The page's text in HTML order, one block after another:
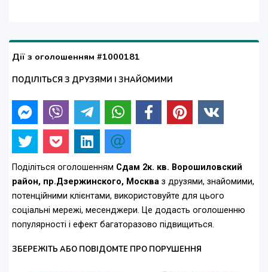
Дії з оголошенням #1000181
ПОДІЛІТЬСЯ З ДРУЗЯМИ І ЗНАЙОМИМИ
Поділіться оголошенням Сдам 2к. кв. Ворошиловский
район, пр.Дзержинского, Москва з друзями, знайомими,
потенційними клієнтами, використовуйте для цього
соціальні мережі, месенджери. Це додасть оголошенню
популярності і ефект багаторазово підвищиться.
ЗБЕРЕЖІТЬ АБО ПОВІДОМТЕ ПРО ПОРУШЕННЯ